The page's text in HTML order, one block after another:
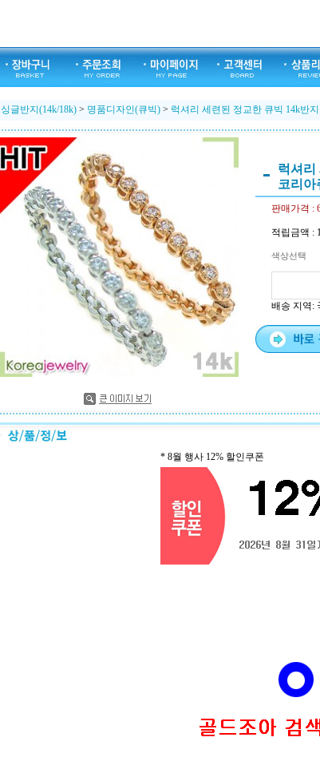
싱글반지(14k/18k) > 명품디자인(큐빅) > 럭셔리 세련된 정교한 큐빅 14k반
럭셔리
코리아
판매가격 :
적립금액 :
색상선택
배송 지역 :
* 8월 행사 12% 할인쿠폰